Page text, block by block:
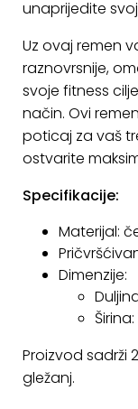
unaprijedite
Uz ovaj remen
raznovrsnije,
svoje fitness
način. Ovi
poticaj za vaš
ostvarite
Specifikacije:
Materijal:
Dimenzije:
Proizvod sadrži
gležanj.